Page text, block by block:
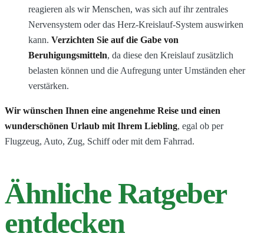
reagieren als wir Menschen, was sich auf ihr zentrales
Nervensystem oder das Herz-Kreislauf-System auswirken
kann. Verzichten Sie auf die Gabe von
Beruhigungsmitteln, da diese den Kreislauf zusätzlich
belasten können und die Aufregung unter Umständen eher
verstärken.
Wir wünschen Ihnen eine angenehme Reise und einen
wunderschönen Urlaub mit Ihrem Liebling, egal ob per
Flugzeug, Auto, Zug, Schiff oder mit dem Fahrrad.
Ähnliche Ratgeber
entdecken